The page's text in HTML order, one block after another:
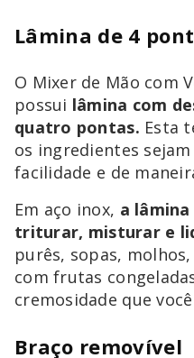
Lâmina de 4
O Mixer de Mão com
possui lâmina com
quatro pontas. Esta
os ingredientes
facilidade e de
Em aço inox, a
triturar, misturar e
purês, sopas,
com frutas
cremosidade que
Braço removível